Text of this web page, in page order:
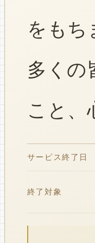
をもち
多くの
こと、
サービス終了日
終了対象